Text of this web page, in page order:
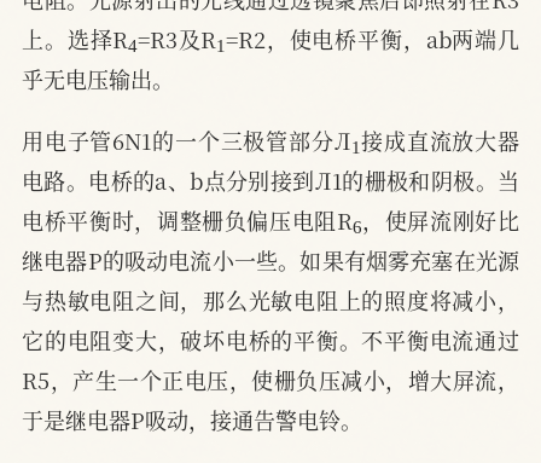
上。选择R4=R3及R1=R2，使电桥平衡，ab两端几
乎无电压输出。
用电子管6N1的一个三极管部分Л 接成直流放大器
电路。电桥的a、b点分别接到Л1的栅极和阴极。当
电桥平衡时，调整栅负偏压电阻R6，使屏流刚好比
继电器P的吸动电流小一些。如果有烟雾充塞在光源
与热敏电阻之间，那么光敏电阻上的照度将减小，
它的电阻变大，破坏电桥的平衡。不平衡电流通过
R5，产生一个正电压，使栅负压减小，增大屏流，
于是继电器P吸动，接通告警电铃。